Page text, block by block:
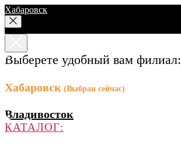
Хабаровск
Выберете удобный вам филиал:
Хабаровск (Выбран сейчас)
Владивосток
КАТАЛОГ: